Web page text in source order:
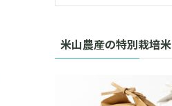
米山農産の特別栽培米